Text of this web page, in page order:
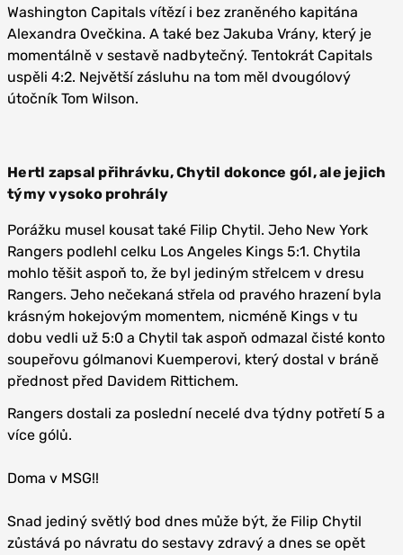
Washington Capitals vítězí i bez zraněného kapitána
Alexandra Ovečkina. A také bez Jakuba Vrány, který je
momentálně v sestavě nadbytečný. Tentokrát Capitals
uspěli 4:2. Největší zásluhu na tom měl dvougólový
útočník Tom Wilson.
Hertl zapsal přihrávku, Chytil dokonce gól, ale jejich
týmy vysoko prohrály
Porážku musel kousat také Filip Chytil. Jeho New York
Rangers podlehl celku Los Angeles Kings 5:1. Chytila
mohlo těšit aspoň to, že byl jediným střelcem v dresu
Rangers. Jeho nečekaná střela od pravého hrazení byla
krásným hokejovým momentem, nicméně Kings v tu
dobu vedli už 5:0 a Chytil tak aspoň odmazal čisté konto
soupeřovu gólmanovi Kuemperovi, který dostal v bráně
přednost před Davidem Rittichem.
Rangers dostali za poslední necelé dva týdny potřetí 5 a
více gólů.
Doma v MSG!!
Snad jediný světlý bod dnes může být, že Filip Chytil
zůstává po návratu do sestavy zdravý a dnes se opět